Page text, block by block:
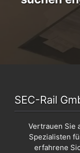
SEC-Rail
Vertrauen Sie
Spezialisten
erfahrene